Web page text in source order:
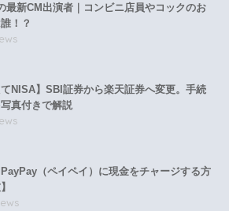
最新CM出演者｜コンビニ店員やコックのお
！？
てNISA】SBI証券から楽天証券へ変更。手続
真付きで解説
（ペイペイ）に現金をチャージする方